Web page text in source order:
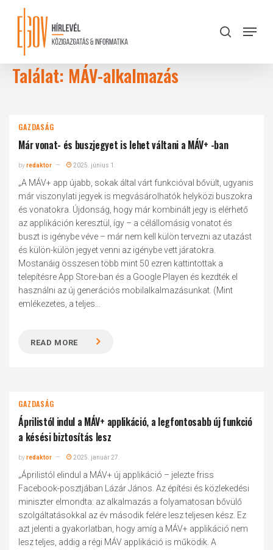
content
search
Menu
Találat: MÁV-alkalmazás
GAZDASÁG
Már vonat- és buszjegyet is lehet váltani a MÁV+ -ban
byredaktor 2025. június 1.
„A MÁV+ app újabb, sokak által várt funkcióval bővült, ugyanis
már viszonylati jegyek is megvásárolhatók helyközi buszokra
és vonatokra. Újdonság, hogy már kombinált jegy is elérhető
az applikáción keresztül, így – a célállomásig vonatot és
buszt is igénybe véve – már nem kell külön tervezni az utazást
és külön-külön jegyet venni az igénybe vett járatokra.
Mostanáig összesen több mint 50 ezren kattintottak a
telepítésre App Store-ban és a Google Playen és kezdték el
használni az új generációs mobilalkalmazásunkat. (Mint
emlékezetes, a teljes...
READ MORE
GAZDASÁG
Áprilistól indul a MÁV+ applikáció, a legfontosabb új funkció
a késési biztosítás lesz
byredaktor 2025. január 27.
„Áprilistól elindul a MÁV+ új applikáció – jelezte friss
Facebook-posztjában Lázár János. Az építési és közlekedési
miniszter elmondta: az alkalmazás a folyamatosan bővülő
szolgáltatásokkal az év második felére lesz teljesen kész. Ez
azt jelenti a gyakorlatban, hogy amíg a MÁV+ applikáció nem
lesz teljes, addig a régi MÁV applikáció is működik. A
Close